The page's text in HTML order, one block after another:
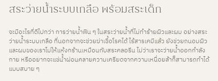
สระว่ายน้ำระบบเกลือ พร้อมสระเด็ก
จะมีอะไรที่ดีไปกว่า การว่ายน้ำฟิน ๆ ในสระว่ายน้ำที่ไม่ทำร้ายผิวและผม อย่างสระ
ว่ายน้ำระบบเกลือ ที่นอกจากจะช่วยฆ่าเชื้อโรคได้ ไร้สารเคมีแล้ว ยังช่วยถนอมผิว
และผมของเราไม่ให้แห้งกร้านเหมือนกับสระคลอรีน ไม่ว่าเราจะว่ายน้ำออกกำลัง
กาย หรืออยากจะแช่น้ำผ่อนคลายความเครียดจากความเหนื่อยล้าก็สามารถทำได้
แบบสบาย ๆ